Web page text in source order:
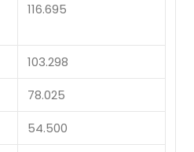
116.695
103.298
78.025
54.500